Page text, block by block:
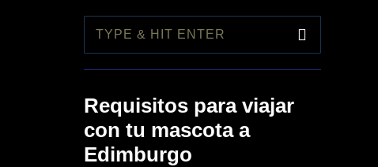
1
Requisitos para viajar
con tu mascota a
Edimburgo